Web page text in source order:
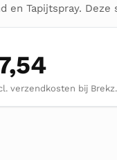
en Tapijtspray.
verzendkosten bij